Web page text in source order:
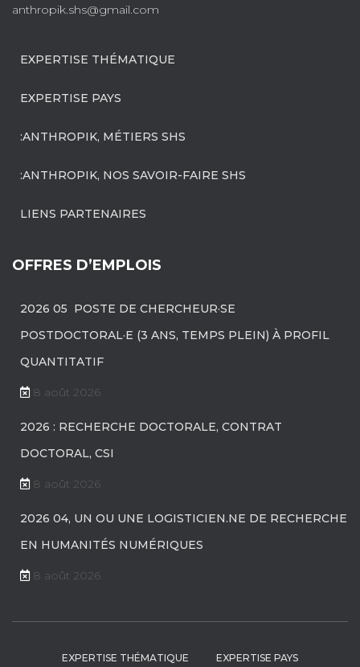
anthropik.shs@gmail.com
EXPERTISE THÉMATIQUE
EXPERTISE PAYS
:ANTHROPIK, MÉTIERS SHS
:ANTHROPIK, NOS SAVOIR-FAIRE SHS
LIENS PARTENAIRES
OFFRES D’EMPLOIS
2026 05 POSTE DE CHERCHEUR·SE
POSTDOCTORAL·E (3 ANS, TEMPS PLEIN) À PROFIL
QUANTITATIF
8 août 2026
2026 : RECHERCHE DOCTORALE, CONTRAT
DOCTORAL, CSI
8 août 2026
2026 04, UN OU UNE LOGISTICIEN.NE DE RECHERCHE
EN HUMANITÉS NUMÉRIQUES
8 août 2026
EXPERTISE THÉMATIQUE EXPERTISE PAYS